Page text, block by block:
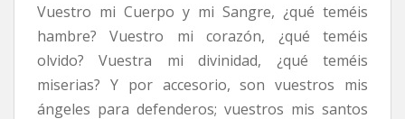
Vuestro mi Cuerpo y mi Sangre, ¿qué teméis
hambre? Vuestro mi corazón, ¿qué teméis
olvido? Vuestra mi divinidad, ¿qué teméis
miserias? Y por accesorio, son vuestros mis
ángeles para defenderos; vuestros mis santos